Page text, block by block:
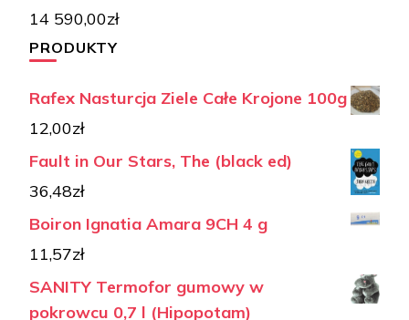
14 590,00zł
PRODUKTY
Rafex Nasturcja Ziele Całe Krojone 100g
12,00zł
Fault in Our Stars, The (black ed)
36,48zł
Boiron Ignatia Amara 9CH 4 g
11,57zł
SANITY Termofor gumowy w
pokrowcu 0,7 l (Hipopotam)